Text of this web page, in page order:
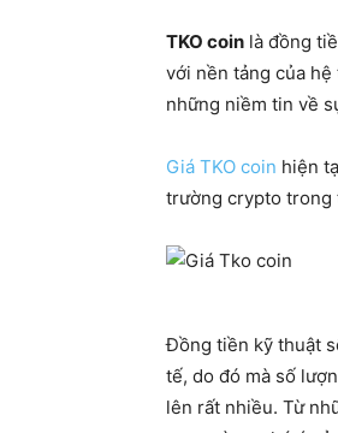
TKO coin là đồng
với nền tảng của
những niềm tin về
Giá TKO coin hiện
trường crypto trong
Đồng tiền kỹ thuật
tế, do đó mà số
lên rất nhiều. Từ